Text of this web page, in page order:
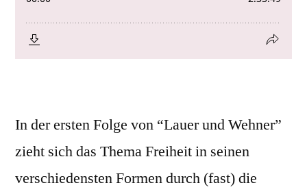
In der ersten Folge von “Lauer und Wehner”
zieht sich das Thema Freiheit in seinen
verschiedensten Formen durch (fast) die